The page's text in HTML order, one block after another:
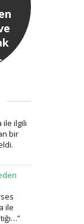
ile ilgili
bir
ile
”